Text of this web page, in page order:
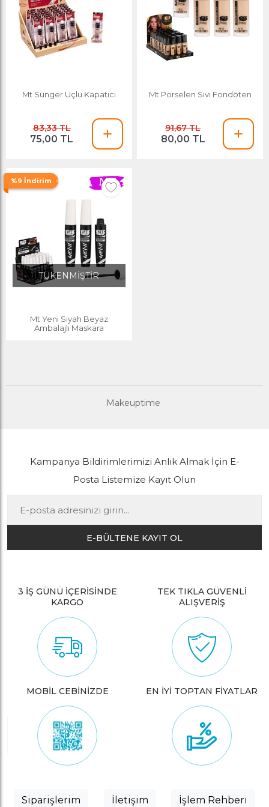
Mt Sünger Uçlu Kapatıcı
83,33 TL
75,00 TL
Mt Porselen Sıvı Fondöten
91,67 TL
80,00 TL
%9 İndirim
TÜKENMİŞTİR
Mt Yeni Siyah Beyaz
Ambalajlı Maskara
Makeuptime
Kampanya Bildirimlerimizi Anlık Almak İçin E-
Posta Listemize Kayıt Olun
E-BÜLTENE KAYIT OL
3 İŞ GÜNÜ İÇERİSİNDE
KARGO
TEK TIKLA GÜVENLİ
ALIŞVERİŞ
MOBİL CEBİNİZDE EN İYİ TOPTAN FİYATLAR
Siparişlerim İletişim İşlem Rehberi